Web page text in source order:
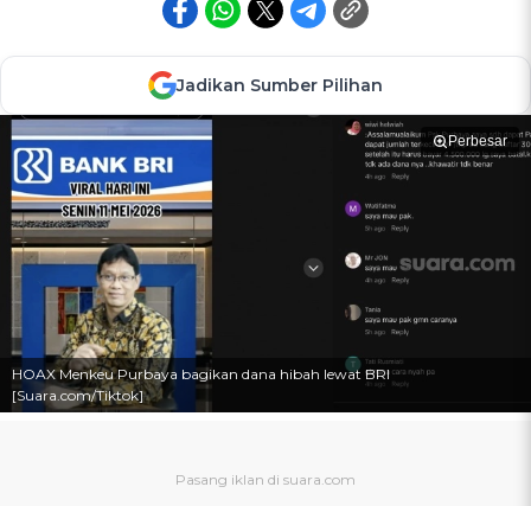
Jadikan Sumber Pilihan
Perbesar
HOAX Menkeu Purbaya bagikan dana hibah lewat BRI
[Suara.com/Tiktok]